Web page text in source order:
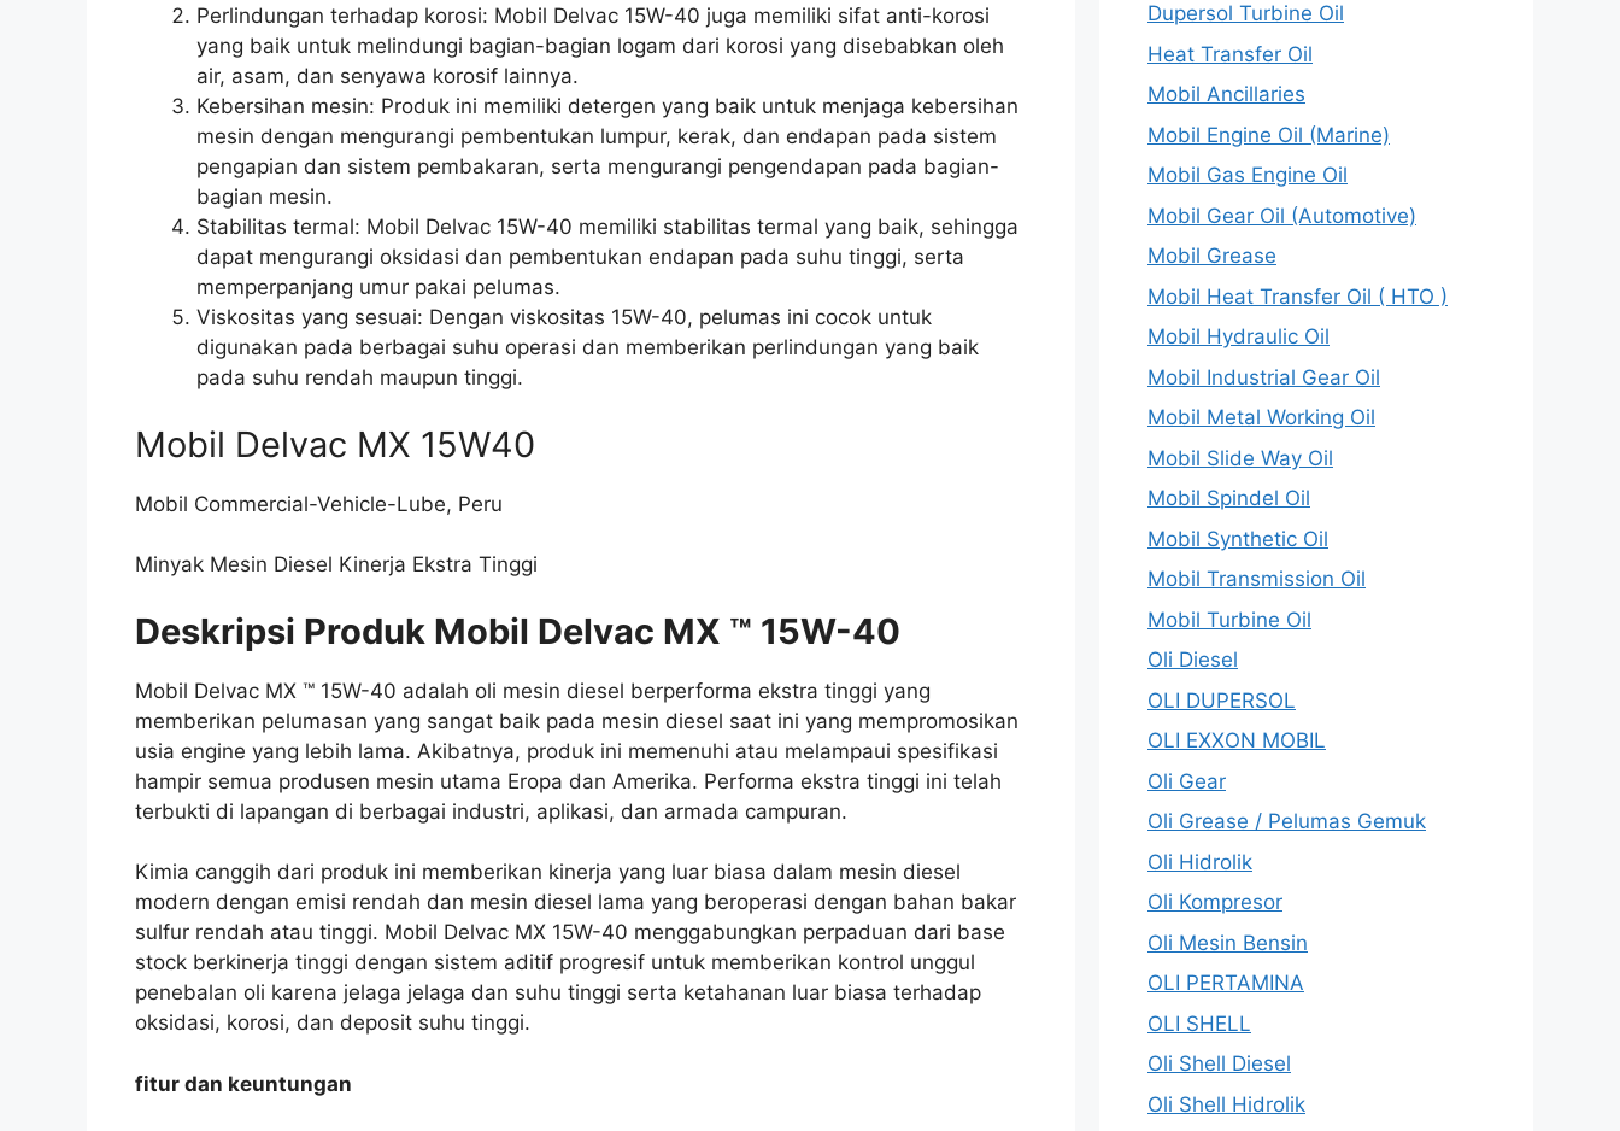
Perlindungan terhadap korosi: Mobil Delvac 15W-40 juga memiliki sifat anti-korosi
yang baik untuk melindungi bagian-bagian logam dari korosi yang disebabkan oleh
air, asam, dan senyawa korosif lainnya.
Kebersihan mesin: Produk ini memiliki detergen yang baik untuk menjaga kebersihan
mesin dengan mengurangi pembentukan lumpur, kerak, dan endapan pada sistem
pengapian dan sistem pembakaran, serta mengurangi pengendapan pada bagian-
bagian mesin.
Stabilitas termal: Mobil Delvac 15W-40 memiliki stabilitas termal yang baik, sehingga
dapat mengurangi oksidasi dan pembentukan endapan pada suhu tinggi, serta
memperpanjang umur pakai pelumas.
Viskositas yang sesuai: Dengan viskositas 15W-40, pelumas ini cocok untuk
digunakan pada berbagai suhu operasi dan memberikan perlindungan yang baik
pada suhu rendah maupun tinggi.
Mobil Delvac MX 15W40
Mobil Commercial-Vehicle-Lube, Peru
Minyak Mesin Diesel Kinerja Ekstra Tinggi
Deskripsi Produk Mobil Delvac MX ™ 15W-40
Mobil Delvac MX ™ 15W-40 adalah oli mesin diesel berperforma ekstra tinggi yang
memberikan pelumasan yang sangat baik pada mesin diesel saat ini yang mempromosikan
usia engine yang lebih lama. Akibatnya, produk ini memenuhi atau melampaui spesifikasi
hampir semua produsen mesin utama Eropa dan Amerika. Performa ekstra tinggi ini telah
terbukti di lapangan di berbagai industri, aplikasi, dan armada campuran.
Kimia canggih dari produk ini memberikan kinerja yang luar biasa dalam mesin diesel
modern dengan emisi rendah dan mesin diesel lama yang beroperasi dengan bahan bakar
sulfur rendah atau tinggi. Mobil Delvac MX 15W-40 menggabungkan perpaduan dari base
stock berkinerja tinggi dengan sistem aditif progresif untuk memberikan kontrol unggul
penebalan oli karena jelaga jelaga dan suhu tinggi serta ketahanan luar biasa terhadap
oksidasi, korosi, dan deposit suhu tinggi.
fitur dan keuntungan
Dupersol Turbine Oil
Heat Transfer Oil
Mobil Ancillaries
Mobil Engine Oil (Marine)
Mobil Gas Engine Oil
Mobil Gear Oil (Automotive)
Mobil Grease
Mobil Heat Transfer Oil ( HTO )
Mobil Hydraulic Oil
Mobil Industrial Gear Oil
Mobil Metal Working Oil
Mobil Slide Way Oil
Mobil Spindel Oil
Mobil Synthetic Oil
Mobil Transmission Oil
Mobil Turbine Oil
Oli Diesel
OLI DUPERSOL
OLI EXXON MOBIL
Oli Gear
Oli Grease / Pelumas Gemuk
Oli Hidrolik
Oli Kompresor
Oli Mesin Bensin
OLI PERTAMINA
OLI SHELL
Oli Shell Diesel
Oli Shell Hidrolik